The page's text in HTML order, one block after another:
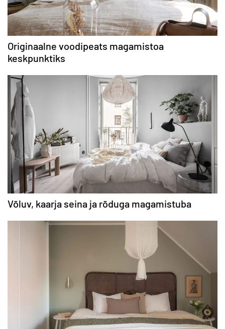
Originaalne voodipeats magamistoa
keskpunktiks
Võluv, kaarja seina ja rõduga magamistuba